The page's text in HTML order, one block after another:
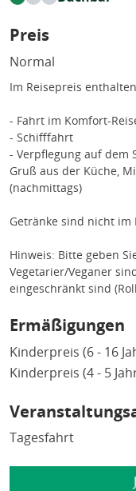
Preis
Normal
Im Reisepreis
- Fahrt im Komfort-
- Schifffahrt
- Verpflegung auf dem
Gruß aus der Küche,
(nachmittags)
Getränke sind nicht im
Hinweis: Bitte geben
Vegetarier/Veganer
eingeschränkt sind
Ermäßigungen
Kinderpreis (6 - 16
Kinderpreis (4 - 5
Tagesfahrt